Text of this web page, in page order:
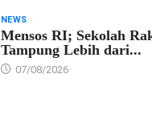
NEWS
Mensos RI; Sekolah
Tampung Lebih dari...
07/08/2026